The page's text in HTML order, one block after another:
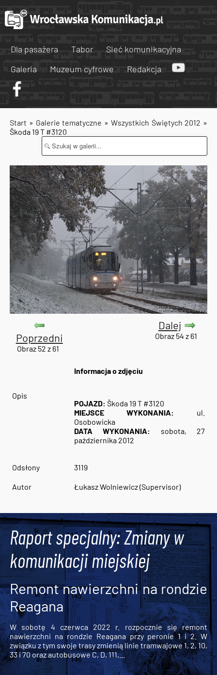
Dla pasażera Tabor
Sieć komunikacyjna
Galeria
Muzeum cyfrowe Redakcja
Start » Galerie tematyczne » Wszystkich Świętych 2012 »
Škoda 19 T #3120
Poprzedni
Obraz 52 z 61
Dalej
Obraz 54 z 61
Informacja o zdjęciu
Opis
POJAZD: Škoda 19 T #3120
MIEJSCE WYKONANIA:
ul.
Osobowicka
DATA WYKONANIA:
sobota, 27
października 2012
Odsłony 3119
Autor Łukasz Wolniewicz (Supervisor)
Raport specjalny: Zmiany w
komunikacji miejskiej
Remont nawierzchni na rondzie
Reagana
W sobotę 4 czerwca 2022 r. rozpocznie się remont
nawierzchni na rondzie Reagana przy peronie 1 i 2. W
związku z tym swoje trasy zmienią linie tramwajowe 1, 2, 10,
33 i 70 oraz autobusowe C, D, 111,...